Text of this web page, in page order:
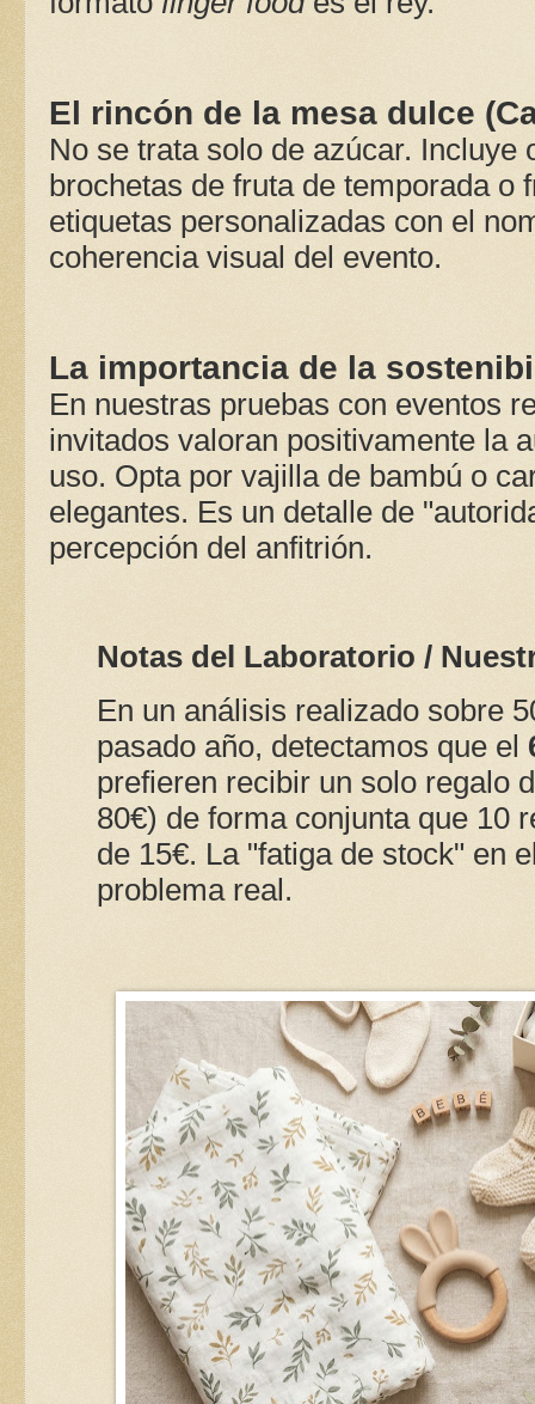
El rincón de la mesa dulce
No se trata solo de azúcar. Incluye
brochetas de fruta de temporada o
etiquetas personalizadas con el
coherencia visual del evento.
La importancia de la
En nuestras pruebas con eventos
invitados valoran positivamente la
uso. Opta por vajilla de bambú o
elegantes. Es un detalle de
percepción del anfitrión.
Notas del Laboratorio /
En un análisis realizado sobre
pasado año, detectamos que el
prefieren recibir un solo regalo
80€) de forma conjunta que 10
de 15€. La "fatiga de stock" en
problema real.